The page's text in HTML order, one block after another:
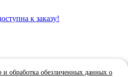
и обработка обезличенных данных о
к заказу!
7/34, офис 77